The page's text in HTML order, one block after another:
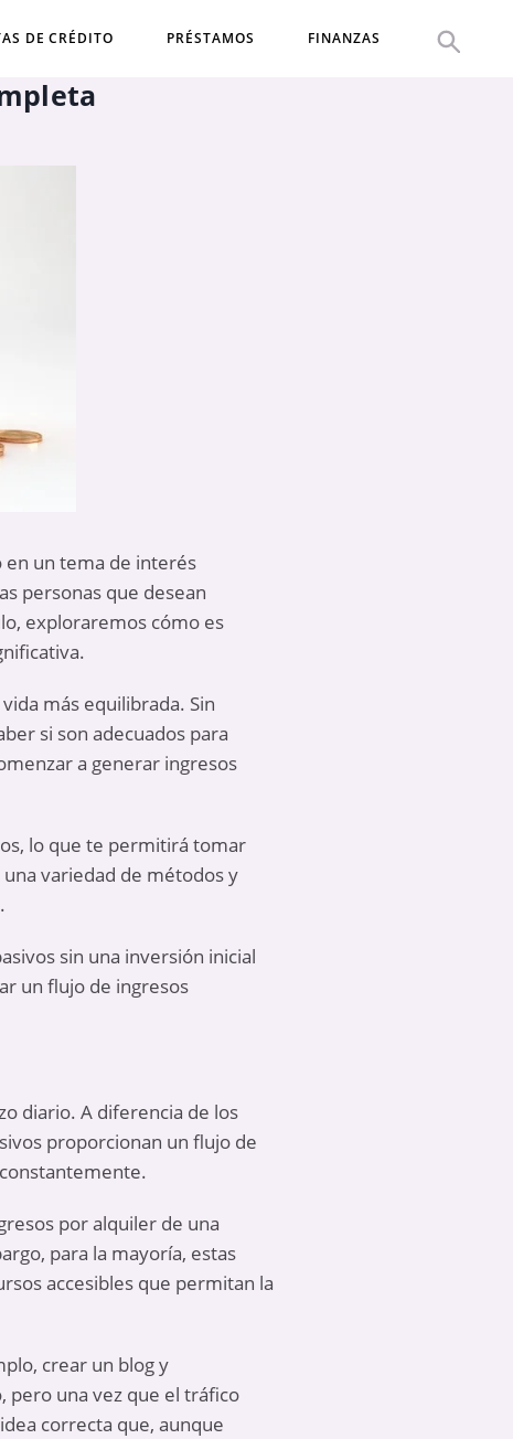
DE CRÉDITO PRÉSTAMOS FINANZAS
en un tema de interés
personas que desean
exploraremos cómo es
más equilibrada. Sin
si son adecuados para
a generar ingresos
lo que te permitirá tomar
variedad de métodos y
sin una inversión inicial
un flujo de ingresos
diario. A diferencia de los
proporcionan un flujo de
por alquiler de una
para la mayoría, estas
accesibles que permitan la
crear un blog y
pero una vez que el tráfico
correcta que, aunque